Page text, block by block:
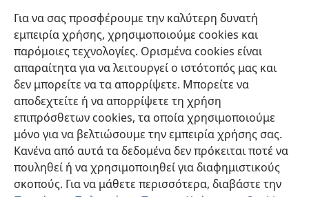
Για να σας προσφέρουμε την καλύτερη δυνατή
εμπειρία χρήσης, χρησιμοποιούμε cookies και
παρόμοιες τεχνολογίες. Ορισμένα cookies είναι
απαραίτητα για να λειτουργεί ο ιστότοπός μας και
δεν μπορείτε να τα απορρίψετε. Μπορείτε να
αποδεχτείτε ή να απορρίψετε τη χρήση
επιπρόσθετων cookies, τα οποία χρησιμοποιούμε
μόνο για να βελτιώσουμε την εμπειρία χρήσης σας.
Κανένα από αυτά τα δεδομένα δεν πρόκειται ποτέ να
πουληθεί ή να χρησιμοποιηθεί για διαφημιστικούς
σκοπούς. Για να μάθετε περισσότερα, διαβάστε την
Συνεισφορές
(ανοίγει
παράθυρο)ΔΙΑΔΙΚΤΥΑΚΗ ΒΙΒΛΙΟΘΗΚΗ της Σκοπιάς™
(ανοίγει
νέο
παράθυρο)
JW Hub
(ανοίγει
νέο
παράθυρο)JW Library®
Βιβλιοθήκη της Σκοπιάς